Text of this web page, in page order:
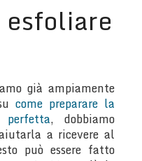
esfoliare
già ampiamente
come preparare la
perfetta, dobbiamo
a ricevere al
può essere fatto